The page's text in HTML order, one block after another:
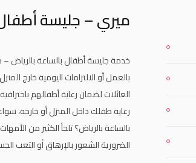
ميري – جليسة
خدمة جليسة أطفال بالساعة بالرياض
بالعمل أو الالتزامات اليومية خارج
رعاية طفلك داخل المنزل أو خارجه،
بالساعة بالرياض؟ تلجأ الكثير من
الضرورية الشعور بالإرهاق أو التعب